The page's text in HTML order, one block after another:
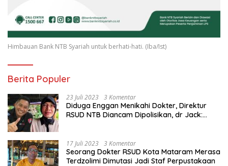
Himbauan Bank NTB Syariah untuk berhati-hati. (Iba/Ist)
Berita Populer
23 Juli 2023 3 Komentar
Diduga Enggan Menikahi Dokter, Direktur
RSUD NTB Diancam Dipolisikan, dr Jack:
17 Juli 2023 3 Komentar
Seorang Dokter RSUD Kota Mataram Merasa
Terdzolimi Dimutasi Jadi Staf Perpustakaan